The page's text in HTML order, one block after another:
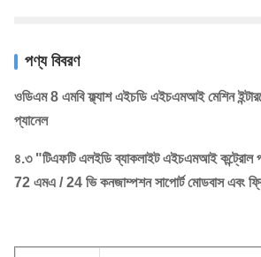
পণ্য বিবরণ
ওডিএম 8 এমবি ফ্ল্যাশ এইচডি এইচএমআই মেশিন
প্যানেল
৪.৩ "টিএফটি এলইডি ব্যাকলাইট এইচএমআই কন্ট্রোল
72 এমএ / 24 ভি কনজাম্পশন সাপোর্ট মোডবাস এবং